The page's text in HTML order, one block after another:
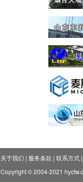
关于我们 | 服务条款 | 联系方式|
Copyright © 2004-2021